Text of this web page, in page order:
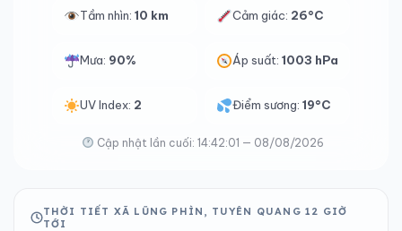
Tầm nhìn: 10 km Cảm giác: 26°C
Mưa: 90% Áp suất:1003 hPa
UV Index: 2 Điểm sương:19°C
Cập nhật lần cuối: 14:42:01 — 08/08/2026
THỜI TIẾT XÃ LŨNG PHÌN, TUYÊN QUANG 12 GIỜ
TỚI